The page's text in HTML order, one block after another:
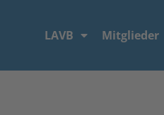
LAVB Mitglieder